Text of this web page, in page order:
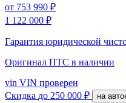
от 753 990 ₽
1 122 000 ₽
Гарантия юридической
Оригинал ПТС в наличии
vin VIN проверен
Скидка до 250 000 ₽ на